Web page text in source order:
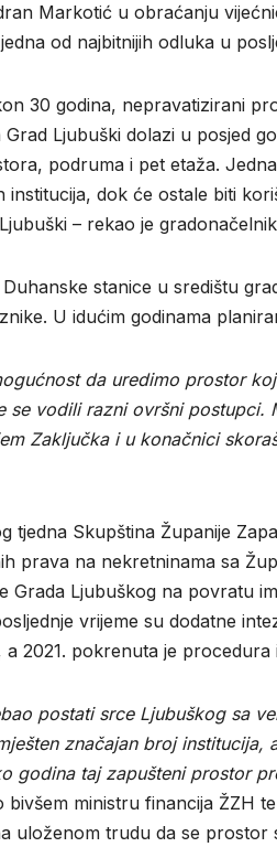
Markotić u obraćanju
od najbitnijih odluka u
30 godina, nepravatizirani
Ljubuški dolazi u posjed
podruma i pet etaža.
institucija, dok će ostale biti
– rekao je
stanice u središtu
U idućim godinama
da uredimo prostor
se vodili razni ovršni
Zaključka i u konačnici
tjedna Skupština Županije
prava na nekretninama sa
Grada Ljubuškog na povratu
vrijeme su dodatne
2021. pokrenuta je
postati srce Ljubuškog sa
značajan broj
godina taj zapušteni prostor
ministru financija ŽZH
uloženom trudu da se